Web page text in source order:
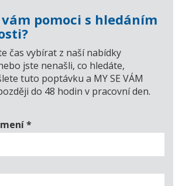
pomoci s hledáním
čas vybírat z naší nabídky
jste nenašli, co hledáte,
tuto poptávku a MY SE VÁM
do 48 hodin v pracovní den.
*